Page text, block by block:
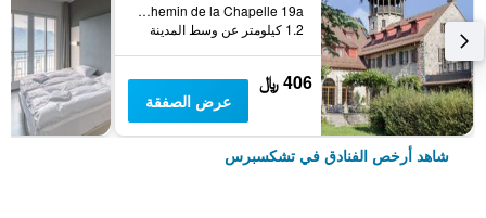
Chemin de la Chapelle 19a, تشكسبرس, كانتون فود, سويسرا
1.2 كيلومتر عن وسط المدينة
406 ﷼
عرض الصفقة
شاهد أرخص الفنادق في تشكسبرس